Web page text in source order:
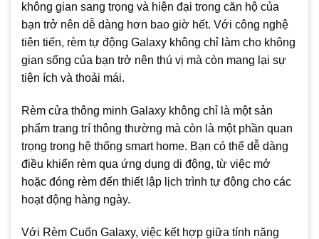
không gian sang trọng và hiện đại trong căn hộ của
bạn trở nên dễ dàng hơn bao giờ hết. Với công nghệ
tiên tiến, rèm tự động Galaxy không chỉ làm cho không
gian sống của bạn trở nên thú vị mà còn mang lại sự
tiện ích và thoải mái.
Rèm cửa thông minh Galaxy không chỉ là một sản
phẩm trang trí thông thường mà còn là một phần quan
trọng trong hệ thống smart home. Bạn có thể dễ dàng
điều khiển rèm qua ứng dụng di động, từ việc mở
hoặc đóng rèm đến thiết lập lịch trình tự động cho các
hoạt động hàng ngày.
Với Rèm Cuốn Galaxy, việc kết hợp giữa tính năng